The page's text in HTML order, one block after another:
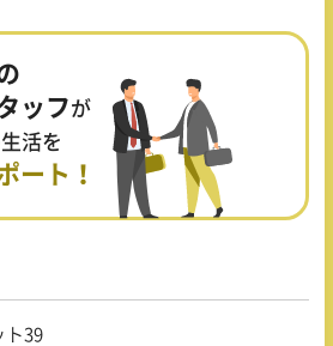
ト39
ッフが
活を
ート！